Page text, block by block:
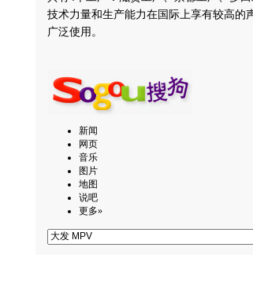
技术力量和生产能力在国际上享有较高的
广泛使用。
新闻
网页
音乐
图片
地图
说吧
更多»